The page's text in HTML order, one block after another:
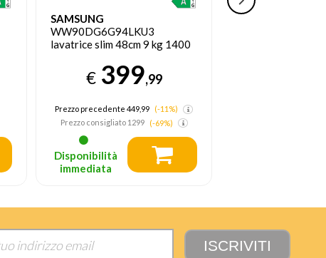
SAMSUNG
WW90DG6G94LKU3
lavatrice slim 48cm 9 kg 1400
€ 399,99
Prezzo precedente 449,99
(-11%)
Prezzo consigliato1299 (-69%)
Disponibilità
immediata
CANDY